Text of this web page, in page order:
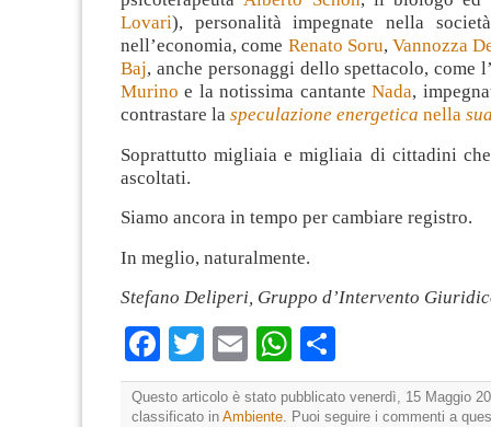
Lovari), personalità impegnate nella
nell’economia, come Renato Soru,Vannozza
Baj, anche personaggi dello spettacolo, come
Murino e la notissima cantanteNada,
contrastare la speculazione energetica nella
Soprattutto migliaia e migliaia di cittadini
ascoltati.
Siamo ancora in tempo per cambiare registro.
In meglio, naturalmente.
Stefano Deliperi, Gruppo d’Intervento
Facebook
TwitterEmailWhatsApp
Questo articolo è stato pubblicato venerdì, 15 Maggio
classificato in Ambiente. Puoi seguire i commenti a